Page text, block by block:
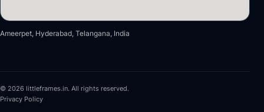
Ameerpet, Hyderabad, Telangana, India
© 2026 littleframes.in. All rights reserved.
Privacy Policy